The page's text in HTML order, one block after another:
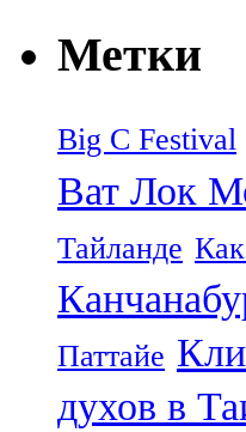
Метки
Big C Festival
Ват Лок
Тайланде
Паттайе
духов в